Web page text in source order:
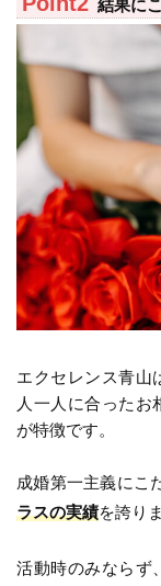
結果に
エクセレンス青山
人一人に合ったお
が特徴です。
成婚第一主義にこ
ラスの実績を誇り
活動時のみならず、